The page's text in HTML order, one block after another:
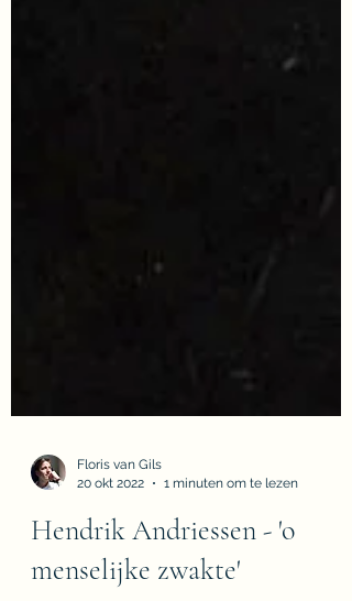
Floris van Gils
20 okt 2022
1 minuten om te lezen
Hendrik Andriessen - 'o